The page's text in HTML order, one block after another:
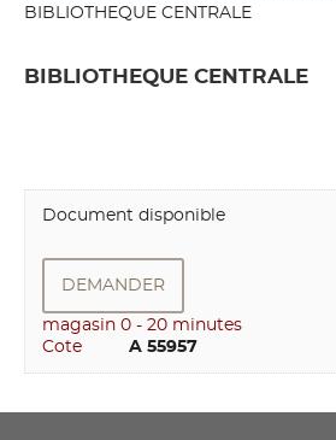
BIBLIOTHEQUE CENTRALE
BIBLIOTHEQUE CENTRALE
Document disponible
DEMANDER
Cote
magasin 0 - 20 minutes
        A 55957